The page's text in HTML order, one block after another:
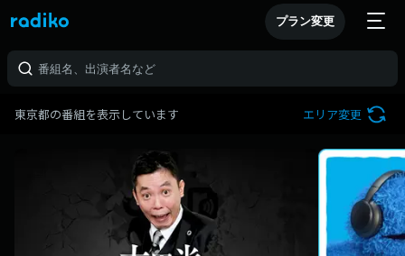
プラン変更
東京都の番組を表示しています エリア変更